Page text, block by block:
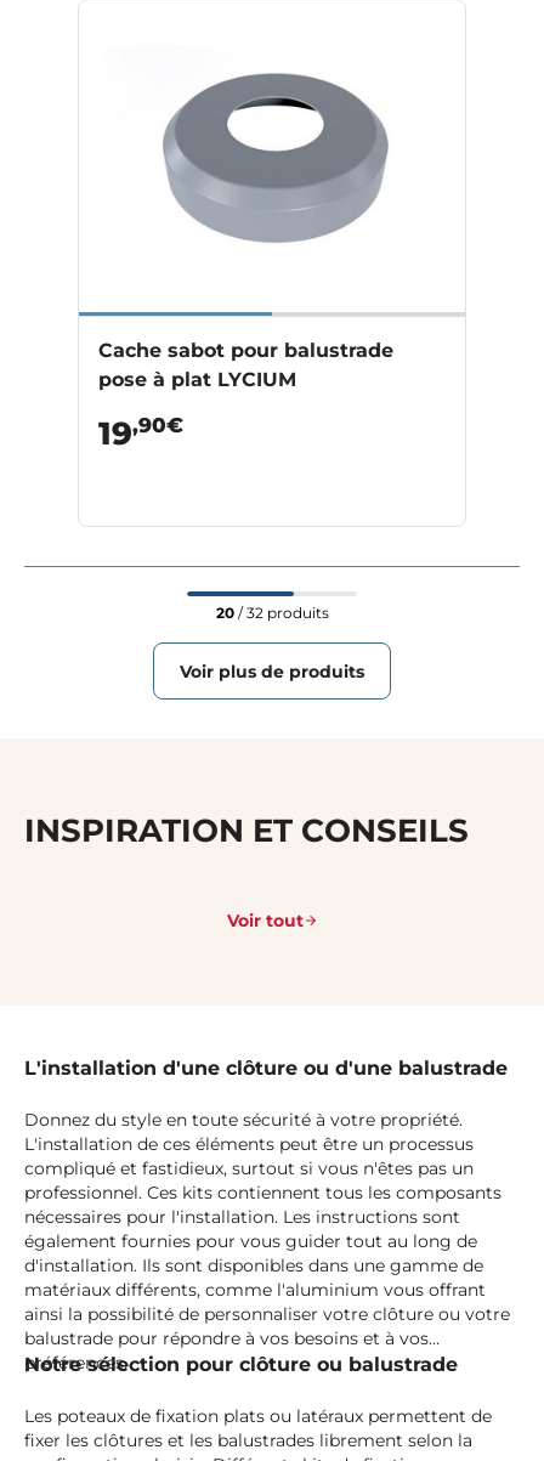
Cache sabot pour balustrade
pose à plat LYCIUM
19,90€
20/ 32 produits
Voir plus de produits
INSPIRATION ET CONSEILS
Voir tout
L'installation d'une clôture ou d'une balustrade
Donnez du style en toute sécurité à votre propriété.
L'installation de ces éléments peut être un processus
compliqué et fastidieux, surtout si vous n'êtes pas un
professionnel. Ces kits contiennent tous les composants
nécessaires pour l'installation. Les instructions sont
également fournies pour vous guider tout au long de
d'installation. Ils sont disponibles dans une gamme de
matériaux différents, comme l'aluminium vous offrant
ainsi la possibilité de personnaliser votre clôture ou votre
balustrade pour répondre à vos besoins et à vos
préférences.
Notre sélection pour clôture ou balustrade
Les poteaux de fixation plats ou latéraux permettent de
fixer les clôtures et les balustrades librement selon la